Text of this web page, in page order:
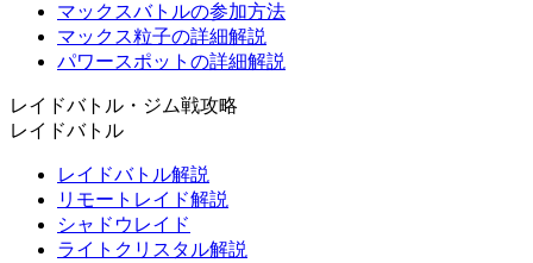
マックスバトルの参加方法
マックス粒子の詳細解説
パワースポットの詳細解説
レイドバトル・ジム戦攻略
レイドバトル
レイドバトル解説
リモートレイド解説
シャドウレイド
ライトクリスタル解説